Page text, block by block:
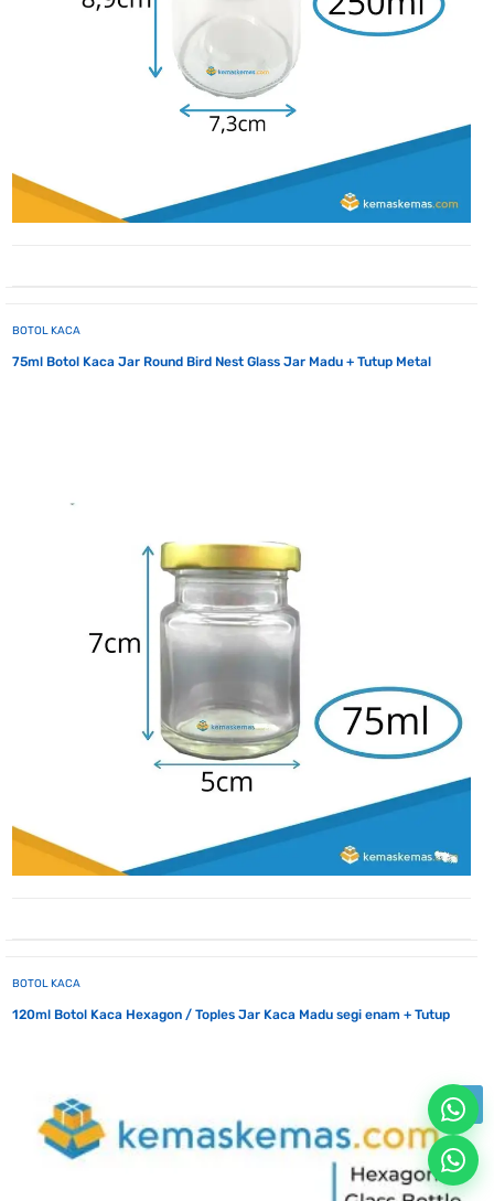
BOTOL KACA
75ml Botol Kaca Jar Round Bird Nest Glass Jar Madu + Tutup Metal
BOTOL KACA
120ml Botol Kaca Hexagon / Toples Jar Kaca Madu segi enam + Tutup